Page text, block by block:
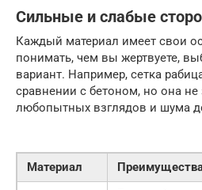
Сильные и слабые
Каждый материал имеет свои
понимать, чем вы жертвуете,
вариант. Например, сетка
сравнении с бетоном, но она
любопытных взглядов и шума
Материал